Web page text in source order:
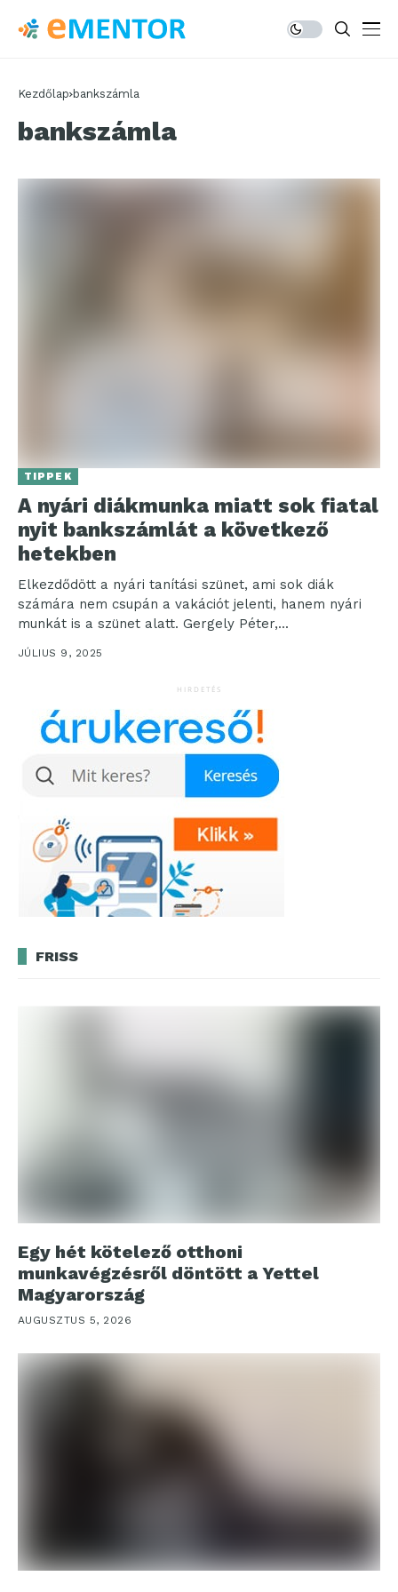
Kezdőlap bankszámla
bankszámla
TIPPEK
A nyári diákmunka miatt sok fiatal
nyit bankszámlát a következő
hetekben
Elkezdődött a nyári tanítási szünet, ami sok diák
számára nem csupán a vakációt jelenti, hanem nyári
munkát is a szünet alatt. Gergely Péter,...
JÚLIUS 9, 2025
HIRDETÉS
FRISS
Egy hét kötelező otthoni
munkavégzésről döntött a Yettel
Magyarország
AUGUSZTUS 5, 2026